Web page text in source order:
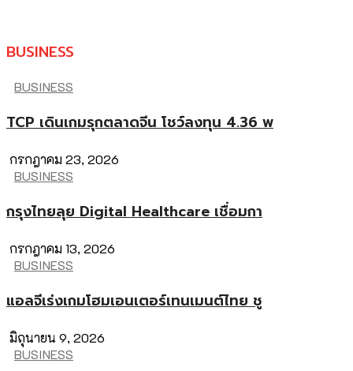
BUSINESS
BUSINESS
TCP เดินเกมรุกตลาดจีน โชว์ลงทุน 4.36 พ
กรกฎาคม 23, 2026
BUSINESS
กรุงไทยลุย Digital Healthcare เชื่อมกา
กรกฎาคม 13, 2026
BUSINESS
แอลจีเร่งเกมโฮมเอนเตอร์เทนเมนต์ไทย ชู
มิถุนายน 9, 2026
BUSINESS